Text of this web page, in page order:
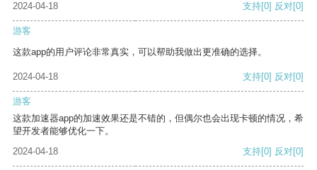
2024-04-18
支持[0] 反对[0]
游客
这款app的用户评论非常真实，可以帮助我做出更准确的选择。
2024-04-18 支持[0] 反对[0]
游客
这款加速器app的加速效果还是不错的，但偶尔也会出现卡顿的情况，希
望开发者能够优化一下。
2024-04-18
支持[0] 反对[0]